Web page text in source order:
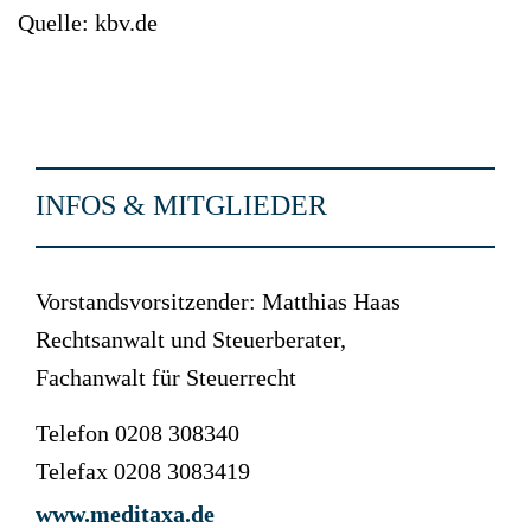
Quelle: kbv.de
INFOS & MITGLIEDER
Vorstandsvorsitzender: Matthias Haas
Rechtsanwalt und Steuerberater,
Fachanwalt für Steuerrecht
Telefon 0208 308340
Telefax 0208 3083419
www.meditaxa.de